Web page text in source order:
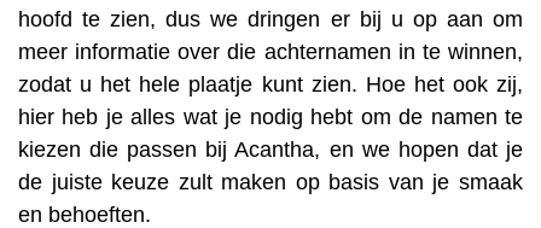
hoofd te zien, dus we dringen er bij u op aan om
meer informatie over die achternamen in te winnen,
zodat u het hele plaatje kunt zien. Hoe het ook zij,
hier heb je alles wat je nodig hebt om de namen te
kiezen die passen bij Acantha, en we hopen dat je
de juiste keuze zult maken op basis van je smaak
en behoeften.